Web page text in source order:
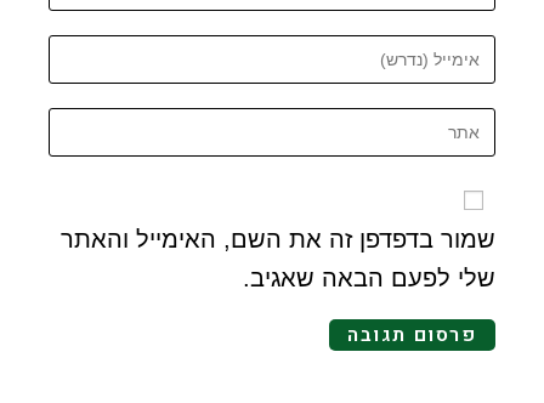
שמור בדפדפן זה את השם, האימייל והאתר
שלי לפעם הבאה שאגיב.